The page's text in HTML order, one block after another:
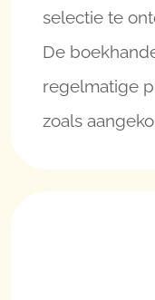
selectie te
De
regelmatige
zoals